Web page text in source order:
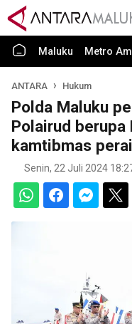
Maluku Metro
ANTARA Hukum
Polda Maluku
Polairud berupa
kamtibmas
Senin, 22 Juli 2024